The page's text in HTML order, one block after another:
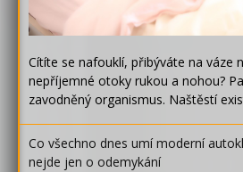
Cítíte se nafouklí, přibýváte na váze
nepříjemné otoky rukou a nohou?
zavodněný organismus. Naštěstí
Co všechno dnes umí moderní
nejde jen o odemykání